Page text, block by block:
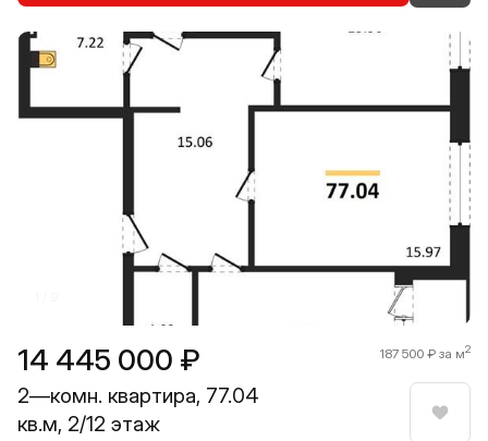
14 445 000 ₽ 187 500 ₽ за м2
2—комн. квартира, 77.04
кв.м, 2/12 этаж